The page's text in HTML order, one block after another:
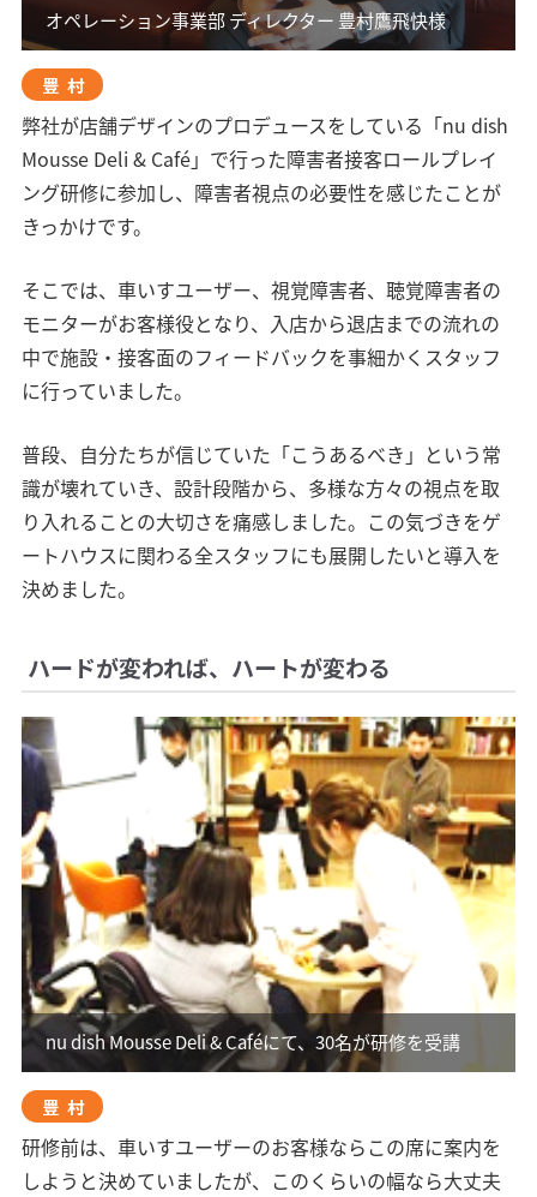
オペレーション事業部 ディレクター 豊村鷹飛快様
豊村
弊社が店舗デザインのプロデュースをしている「nu dish
Mousse Deli & Café」で行った障害者接客ロールプレイ
ング研修に参加し、障害者視点の必要性を感じたことが
きっかけです。
そこでは、車いすユーザー、視覚障害者、聴覚障害者の
モニターがお客様役となり、入店から退店までの流れの
中で施設・接客面のフィードバックを事細かくスタッフ
に行っていました。
普段、自分たちが信じていた「こうあるべき」という常
識が壊れていき、設計段階から、多様な方々の視点を取
り入れることの大切さを痛感しました。この気づきをゲ
ートハウスに関わる全スタッフにも展開したいと導入を
決めました。
ハードが変われば、ハートが変わる
nu dish Mousse Deli & Caféにて、30名が研修を受講
豊村
研修前は、車いすユーザーのお客様ならこの席に案内を
しようと決めていましたが、このくらいの幅なら大丈夫